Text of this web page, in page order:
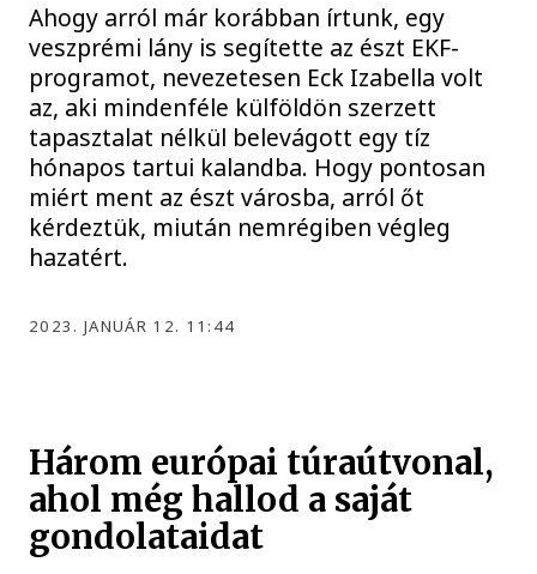
Ahogy arról már korábban írtunk, egy
veszprémi lány is segítette az észt EKF-
programot, nevezetesen Eck Izabella volt
az, aki mindenféle külföldön szerzett
tapasztalat nélkül belevágott egy tíz
hónapos tartui kalandba. Hogy pontosan
miért ment az észt városba, arról őt
kérdeztük, miután nemrégiben végleg
hazatért.
2023. JANUÁR 12. 11:44
Három európai túraútvonal,
ahol még hallod a saját
gondolataidat